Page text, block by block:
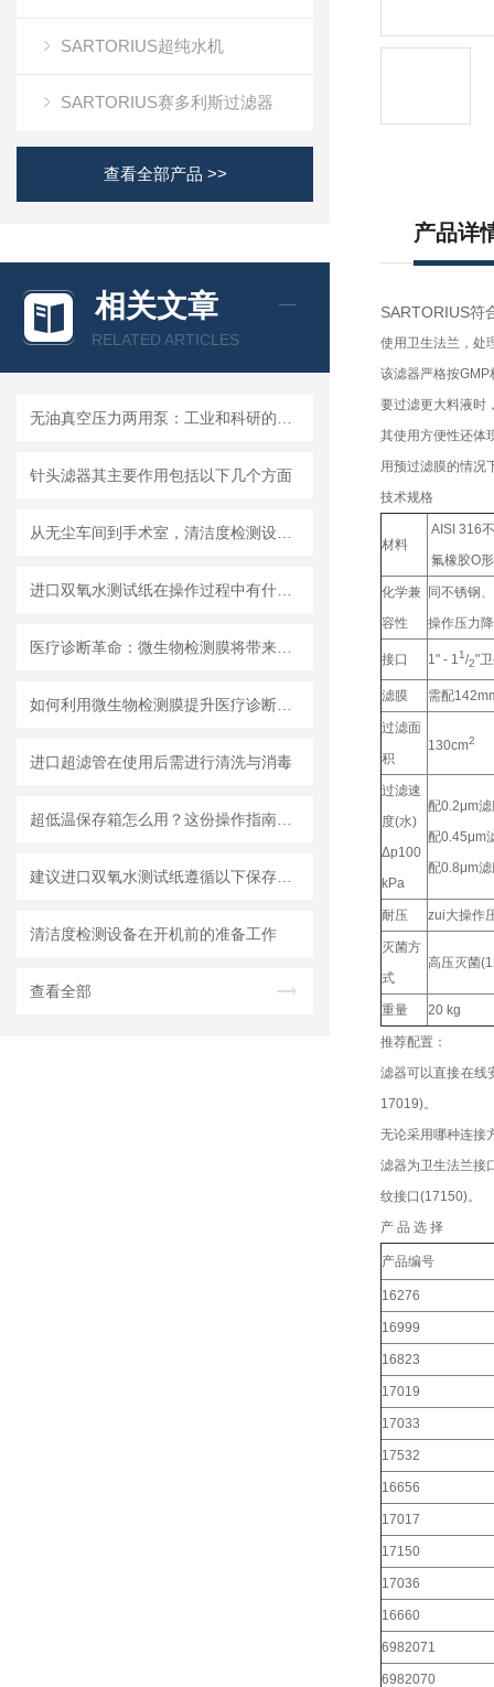
SARTORIUS超纯水机
SARTORIUS赛多利斯过滤器
查看全部产品 >>
相关文章
RELATED ARTICLES
针头滤器其主要作用包括以下几个方面
进口超滤管在使用后需进行清洗与消毒
清洁度检测设备在开机前的准备工作
查看全部
产品详
SARTORIUS符
使用卫生法兰，处
该滤器严格按
要过滤更大料液时
其使用方便性还体
用预过滤膜的情况
技术规格
材料
AISI 316
氟橡胶O
化学兼
容性
同不锈钢
操作压力
接口 1" - 11/2"
滤膜 需配
过滤面
积
130cm2
过滤速
度(水)
Δp100
kPa
配0.2μm
配0.45μm
配0.8μm
耐压 zui大操作
灭菌方
式
高压灭菌
重量 20 kg
推荐配置：
滤器可以直接在线
17019)。
无论采用哪种连接
滤器为卫生法兰接
纹接口(17150)。
产 品 选 择
产品编号
16276
16999
16823
17019
17033
17532
16656
17017
17150
17036
16660
6982071
6982070